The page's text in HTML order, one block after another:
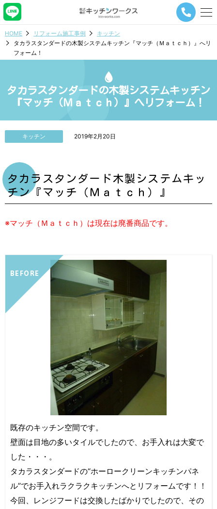
メ
ー
ビ
シ
ョ
タ
HOME リフォーム施工事例
キッチン
タカラスタンダードの木製システムキッチン『マッチ（Ｍａｔｃｈ）』へリ
フォーム！
タカラスタンダードの木製システムキッチン
『マッチ（Ｍａｔｃｈ）』へリフォーム！
キッチン 2019年2月20日
タカラスタンダード木製システムキッ
チン『マッチ（Ｍａｔｃｈ）』
※マッチ（Ｍａｔｃｈ）は現在は廃番商品です。
BEFORE
既存のキッチン空間です。
壁面は目地の多いタイルでしたので、お手入れは大変で
した・・・。
タカラスタンダードの“ホーロークリーンキッチンパネ
ル”でお手入れラクラクキッチンへとリフォームです！！
今回、レンジフードは交換したばかりでしたので、その